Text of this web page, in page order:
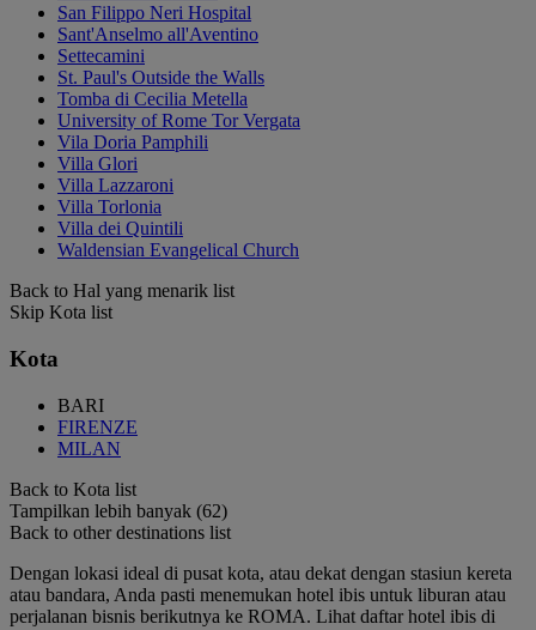
San Filippo Neri Hospital
Sant'Anselmo all'Aventino
Settecamini
St. Paul's Outside the Walls
Tomba di Cecilia Metella
University of Rome Tor Vergata
Vila Doria Pamphili
Villa Glori
Villa Lazzaroni
Villa Torlonia
Villa dei Quintili
Waldensian Evangelical Church
Back to Hal yang menarik list
Skip Kota list
Kota
BARI
FIRENZE
MILAN
Back to Kota list
Tampilkan lebih banyak (62)
Back to other destinations list
Dengan lokasi ideal di pusat kota, atau dekat dengan stasiun kereta
atau bandara, Anda pasti menemukan hotel ibis untuk liburan atau
perjalanan bisnis berikutnya ke ROMA. Lihat daftar hotel ibis di